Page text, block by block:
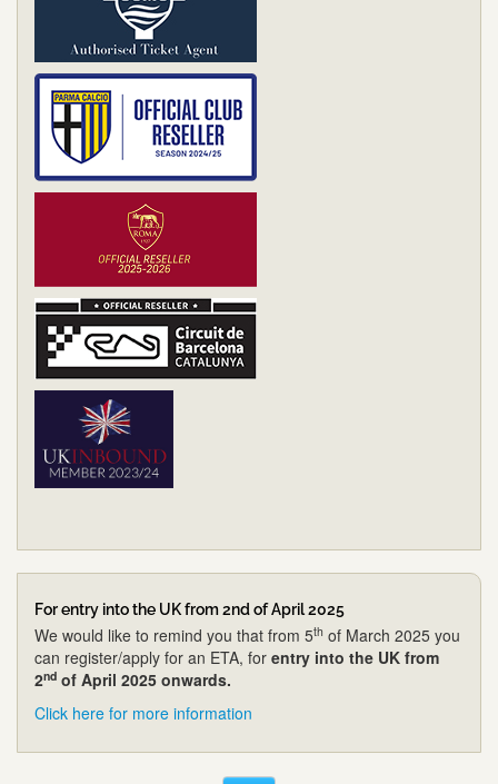
For entry into the UK from 2nd of April 2025
We would like to remind you that from 5th of March 2025 you
can register/apply for an ETA, for entry into the UK from
2nd of April 2025 onwards.
Click here for more information